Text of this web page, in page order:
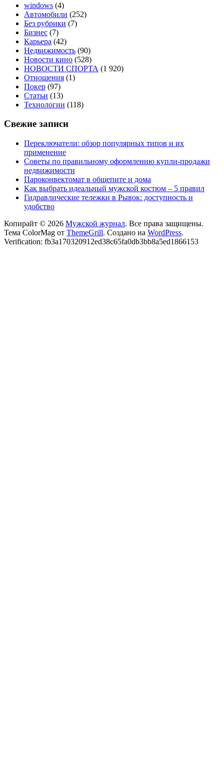
windows (4)
Автомобили (252)
Без рубрики (7)
Бизнес (7)
Карьера (42)
Недвижимость (90)
Новости кино (528)
НОВОСТИ СПОРТА (1 920)
Отношения (1)
Покер (97)
Статьи (13)
Технологии (118)
Свежие записи
Переключатели: обзор популярных типов и их
применение
Советы по правильному оформлению купли-продажи
недвижимости
Пароконвектомат в общепите и дома
Как выбрать идеальный мужской костюм – 5 правил
Гидравлические тележки в Рывок: доступность и
удобство
Копирайт © 2026 Мужской журнал. Все права защищены.
Тема ColorMag от ThemeGrill. Создано на WordPress.
Verification: fb3a170320912ed38c65fa0db3bb8a5ed1866153